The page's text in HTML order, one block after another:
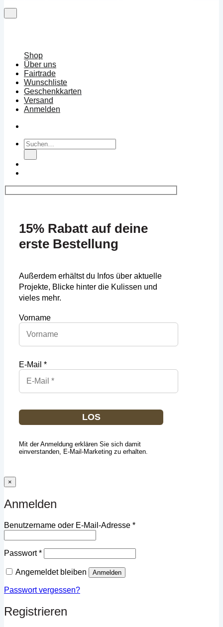
Shop
Über uns
Fairtrade
Wunschliste
Geschenkkarten
Versand
Anmelden
Suchen
nach:
15% Rabatt auf deine
erste Bestellung
Außerdem erhältst du Infos über aktuelle
Projekte, Blicke hinter die Kulissen und
vieles mehr.
Vorname
E-Mail *
LOS
Mit der Anmeldung erklären Sie sich damit
einverstanden, E-Mail-Marketing zu erhalten.
×
Anmelden
Benutzername oder E-Mail-Adresse *Erforderlich
Passwort*Erforderlich
Angemeldet bleiben Anmelden
Passwort vergessen?
Registrieren